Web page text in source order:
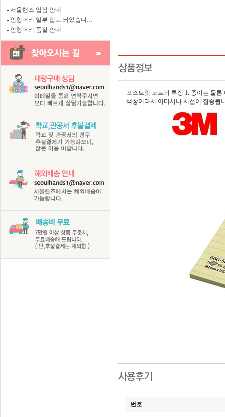
서울핸즈 입점 안내
인형머리 일부 입고 되었습니…
인형머리 품절 안내
포스트잇 노트의 특징 1. 종이는 물
색상이라서 어디서나 시선이 집중됩
번호